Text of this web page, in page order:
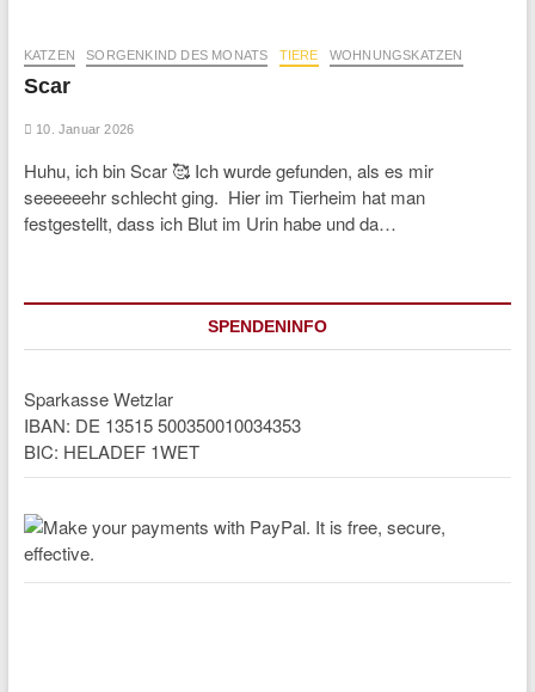
KATZEN SORGENKIND DES MONATS TIERE WOHNUNGSKATZEN
Scar
10. Januar 2026
Huhu, ich bin Scar 🥰 Ich wurde gefunden, als es mir
seeeeeehr schlecht ging. Hier im Tierheim hat man
festgestellt, dass ich Blut im Urin habe und da…
SPENDENINFO
Sparkasse Wetzlar
IBAN: DE 13515 500350010034353
BIC: HELADEF 1WET